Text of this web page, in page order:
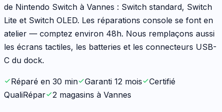
de Nintendo Switch à Vannes : Switch standard, Switch
Lite et Switch OLED. Les réparations console se font en
atelier — comptez environ 48h. Nous remplaçons aussi
les écrans tactiles, les batteries et les connecteurs USB-
C du dock.
Réparé en 30 min Garanti 12 mois
Certifié
QualiRépar
2 magasins à Vannes